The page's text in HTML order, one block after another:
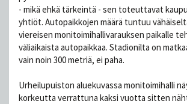
- mikä ehkä tärkeintä - sen toteuttavat
yhtiöt. Autopaikkojen määrä tuntuu
viereisen monitoimihallivarauksen paikalle
väliaikaista autopaikkaa. Stadionilta on
vain noin 300 metriä, ei paha.
Urheilupuiston aluekuvassa monitoimihalli
korkeutta verrattuna kaksi vuotta sitten